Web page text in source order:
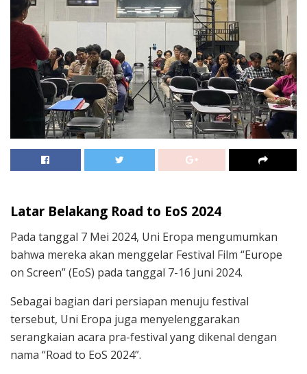
Latar Belakang Road to EoS 2024
Pada tanggal 7 Mei 2024, Uni Eropa mengumumkan
bahwa mereka akan menggelar Festival Film “Europe
on Screen” (EoS) pada tanggal 7-16 Juni 2024.
Sebagai bagian dari persiapan menuju festival
tersebut, Uni Eropa juga menyelenggarakan
serangkaian acara pra-festival yang dikenal dengan
nama “Road to EoS 2024”.